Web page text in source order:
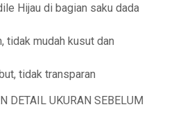
Hijau di bagian saku dada
tidak mudah kusut dan
tidak transparan
DETAIL UKURAN SEBELUM